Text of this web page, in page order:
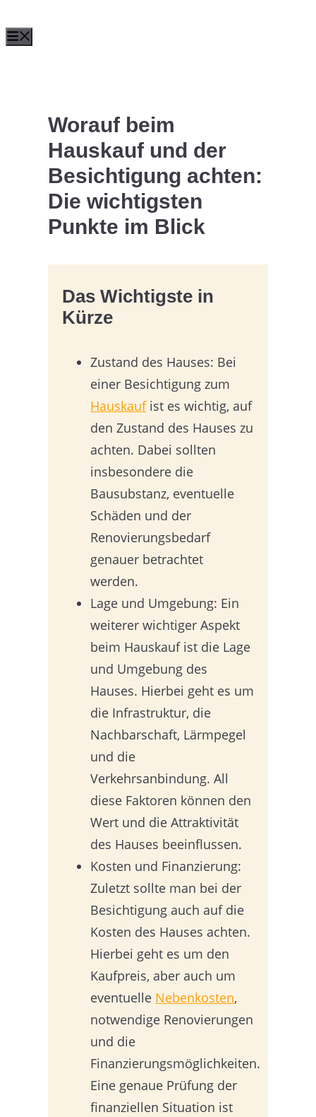
Inhalt
Worauf beim
Hauskauf und der
Besichtigung achten:
Die wichtigsten
Punkte im Blick
Das Wichtigste in
Kürze
Zustand des Hauses: Bei
einer Besichtigung zum
Hauskaufist es wichtig, auf
den Zustand des Hauses zu
achten. Dabei sollten
insbesondere die
Bausubstanz, eventuelle
Schäden und der
Renovierungsbedarf
genauer betrachtet
werden.
Lage und Umgebung: Ein
weiterer wichtiger Aspekt
beim Hauskauf ist die Lage
und Umgebung des
Hauses. Hierbei geht es um
die Infrastruktur, die
Nachbarschaft, Lärmpegel
und die
Verkehrsanbindung. All
diese Faktoren können den
Wert und die Attraktivität
des Hauses beeinflussen.
Kosten und Finanzierung:
Zuletzt sollte man bei der
Besichtigung auch auf die
Kosten des Hauses achten.
Hierbei geht es um den
Kaufpreis, aber auch um
eventuelle Nebenkosten,
notwendige Renovierungen
und die
Finanzierungsmöglichkeiten.
Eine genaue Prüfung der
finanziellen Situation ist